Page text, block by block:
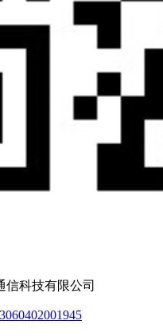
信科技有限公司